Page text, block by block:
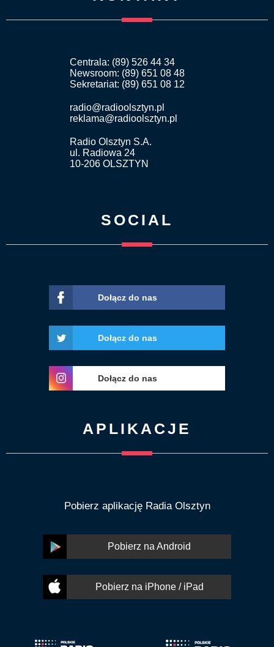
Centrala: (89) 526 44 34
Newsroom: (89) 651 08 48
Sekretariat: (89) 651 08 12
radio@radioolsztyn.pl
reklama@radioolsztyn.pl
Radio Olsztyn S.A.
ul. Radiowa 24
10-206 OLSZTYN
SOCIAL
Dołącz do nas
Dołącz do nas
Dołącz do nas
APLIKACJE
Pobierz aplikację Radia Olsztyn
Pobierz na Android
Pobierz na iPhone / iPad